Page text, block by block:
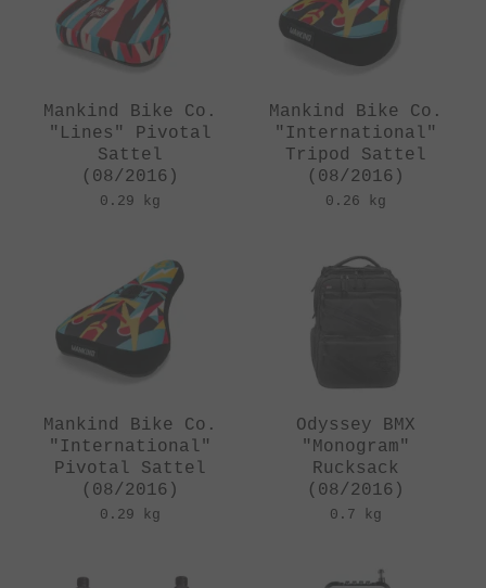
Mankind Bike Co.
"Lines" Pivotal
Sattel
(08/2016)
0.29 kg
Mankind Bike Co.
"International"
Tripod Sattel
(08/2016)
0.26 kg
Mankind Bike Co.
"International"
Pivotal Sattel
(08/2016)
0.29 kg
Odyssey BMX
"Monogram"
Rucksack
(08/2016)
0.7 kg